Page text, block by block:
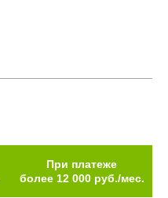
При платеже
более 12 000 руб./мес.